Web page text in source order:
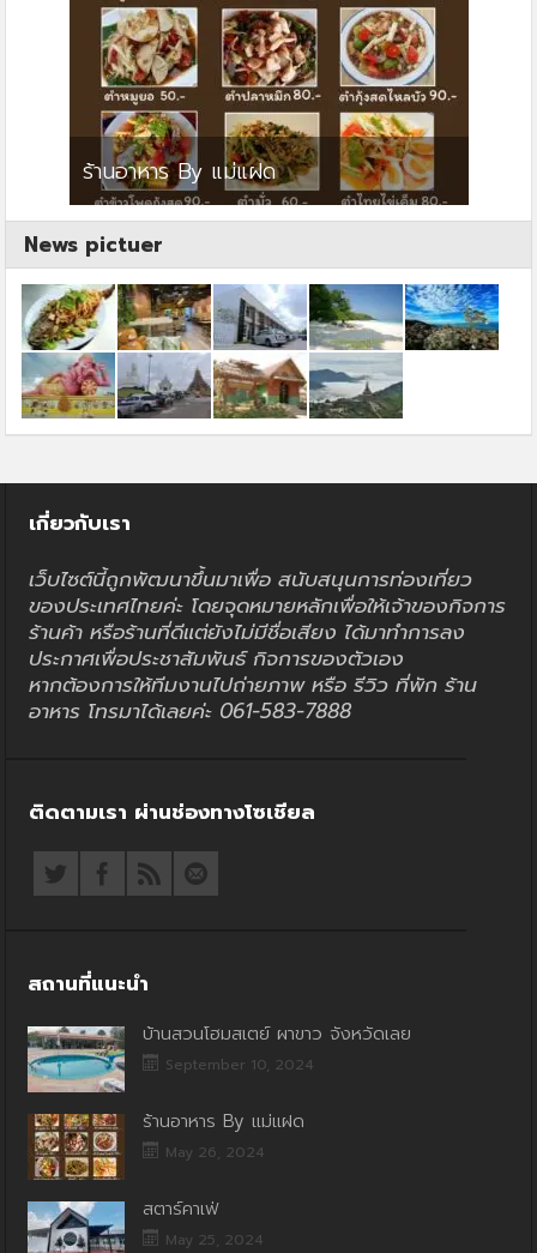
ร้านอาหาร By แม่แฝด
News pictuer
เกี่ยวกับเรา
เว็บไซต์นี้ถูกพัฒนาขึ้นมาเพื่อ สนับสนุนการท่องเที่ยว
ของประเทศไทยค่ะ โดยจุดหมายหลักเพื่อให้เจ้าของกิจการ
ร้านค้า หรือร้านที่ดีแต่ยังไม่มีชื่อเสียง ได้มาทำการลง
ประกาศเพื่อประชาสัมพันธ์ กิจการของตัวเอง
หากต้องการให้ทีมงานไปถ่ายภาพ หรือ รีวิว ที่พัก ร้าน
อาหาร โทรมาได้เลยค่ะ 061-583-7888
ติดตามเรา ผ่านช่องทางโซเชียล
สถานที่แนะนำ
บ้านสวนโฮมสเตย์ ผาขาว จังหวัดเลย
September 10, 2024
ร้านอาหาร By แม่แฝด
May 26, 2024
สตาร์คาเฟ่
May 25, 2024